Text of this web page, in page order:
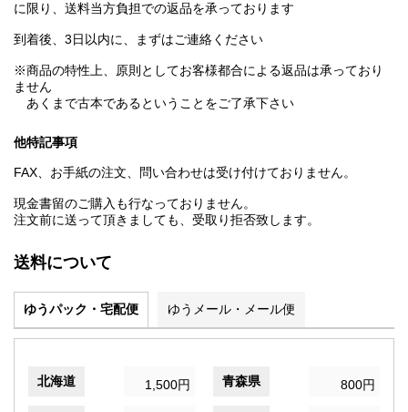
に限り、送料当方負担での返品を承っております
到着後、3日以内に、まずはご連絡ください
※商品の特性上、原則としてお客様都合による返品は承っており
ません
あくまで古本であるということをご了承下さい
他特記事項
FAX、お手紙の注文、問い合わせは受け付けておりません。
現金書留のご購入も行なっておりません。
注文前に送って頂きましても、受取り拒否致します。
送料について
ゆうパック・宅配便 ゆうメール・メール便
北海道 1,500円 青森県 800円